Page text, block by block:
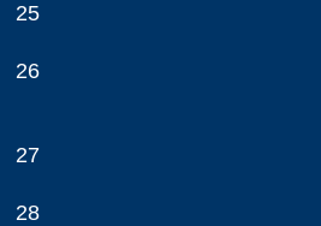
25
26
27
28